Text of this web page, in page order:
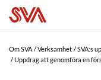
Om SVA Verksamhet SVA:s
Uppdrag att genomföra en